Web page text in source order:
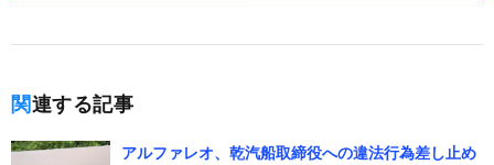
関連する記事
アルファレオ、乾汽船取締役への違法行為差し止め